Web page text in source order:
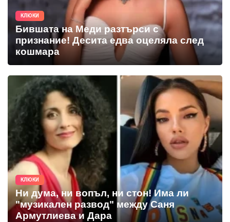
КЛЮКИ
Бившата на Меди разтърси с
признание! Десита едва оцеляла след
кошмара
КЛЮКИ
Ни дума, ни вопъл, ни стон! Има ли
"музикален развод" между Саня
Армутлиева и Дара